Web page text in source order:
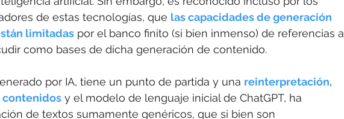
de estas tecnologías, que las capacidades de generación
limitadas por el banco finito (si bien inmenso) de referencias a
como bases de dicha generación de contenido.
por IA, tiene un punto de partida y una reinterpretación,
contenidos y el modelo de lenguaje inicial de ChatGPT, ha
de textos sumamente genéricos, que si bien son